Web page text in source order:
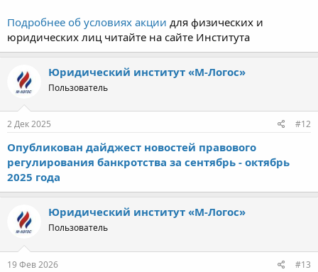
Подробнее об условиях акции для физических и
юридических лиц читайте на сайте Института
Юридический институт «М-Логос»
Пользователь
2 Дек 2025 #12
Опубликован дайджест новостей правового
регулирования банкротства за сентябрь - октябрь
2025 года
Юридический институт «М-Логос»
Пользователь
19 Фев 2026 #13